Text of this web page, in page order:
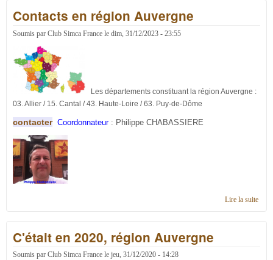
Contacts en région Auvergne
Soumis par Club Simca France le dim, 31/12/2023 - 23:55
Les départements constituant la région Auvergne :
03. Allier / 15. Cantal / 43. Haute-Loire / 63. Puy-de-Dôme
contacter Coordonnateur : Philippe CHABASSIERE
Lire la suitede
C'était en 2020, région Auvergne
Soumis par Club Simca France le jeu, 31/12/2020 - 14:28